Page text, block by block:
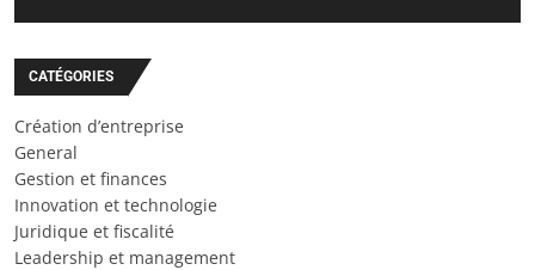
CATÉGORIES
Création d’entreprise
General
Gestion et finances
Innovation et technologie
Juridique et fiscalité
Leadership et management